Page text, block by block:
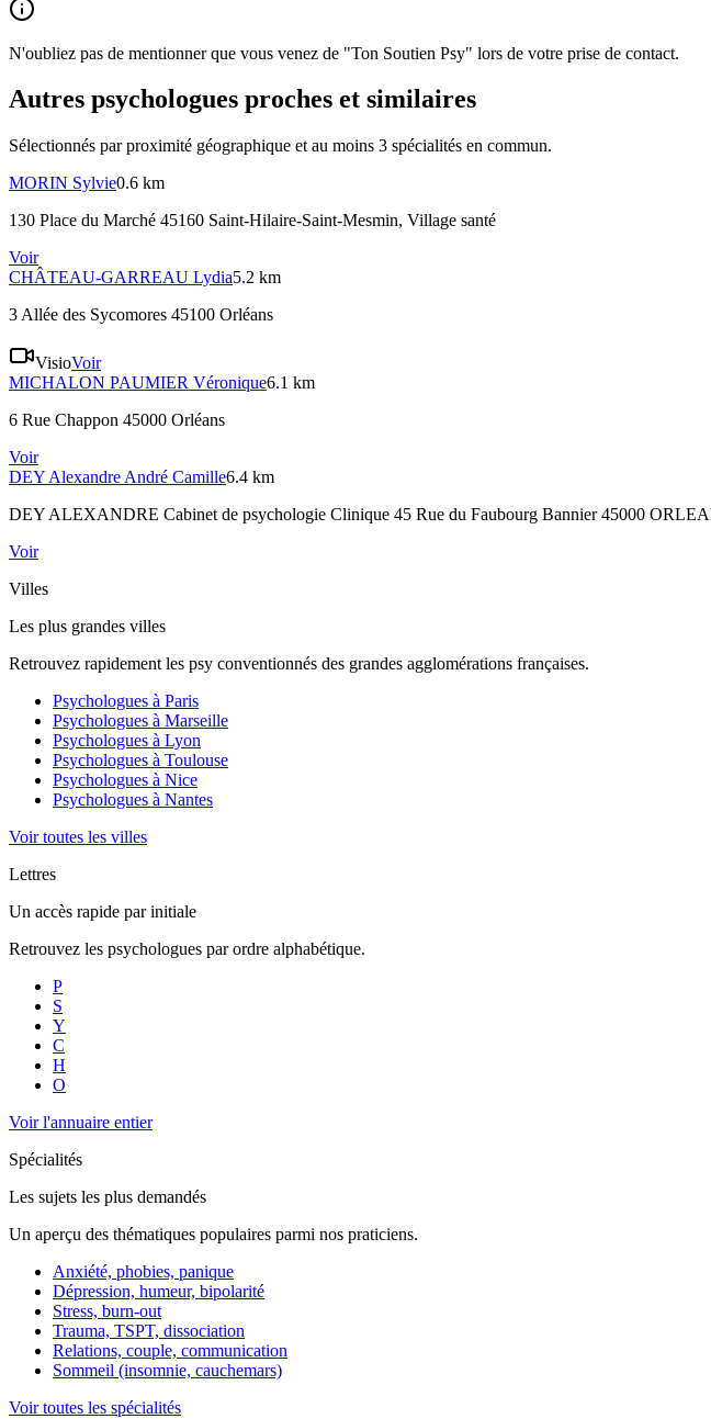
N'oubliez pas de mentionner que vous venez de "Ton Soutien Psy" lors de votre prise de contact.
Autres psychologues proches et similaires
Sélectionnés par proximité géographique et au moins 3 spécialités en commun.
MORIN Sylvie0.6 km
130 Place du Marché 45160 Saint-Hilaire-Saint-Mesmin, Village santé
Voir
CHÂTEAU-GARREAU Lydia5.2 km
3 Allée des Sycomores 45100 Orléans
VisioVoir
MICHALON PAUMIER Véronique6.1 km
6 Rue Chappon 45000 Orléans
Voir
DEY Alexandre André Camille6.4 km
DEY ALEXANDRE Cabinet de psychologie Clinique 45 Rue du Faubourg Bannier 45000
Voir
Villes
Les plus grandes villes
Retrouvez rapidement les psy conventionnés des grandes agglomérations françaises.
Psychologues à Paris
Psychologues à Marseille
Psychologues à Lyon
Psychologues à Toulouse
Psychologues à Nice
Psychologues à Nantes
Voir toutes les villes
Lettres
Un accès rapide par initiale
Retrouvez les psychologues par ordre alphabétique.
P
S
Y
C
H
O
Voir l'annuaire entier
Spécialités
Les sujets les plus demandés
Un aperçu des thématiques populaires parmi nos praticiens.
Anxiété, phobies, panique
Dépression, humeur, bipolarité
Stress, burn-out
Trauma, TSPT, dissociation
Relations, couple, communication
Sommeil (insomnie, cauchemars)
Voir toutes les spécialités